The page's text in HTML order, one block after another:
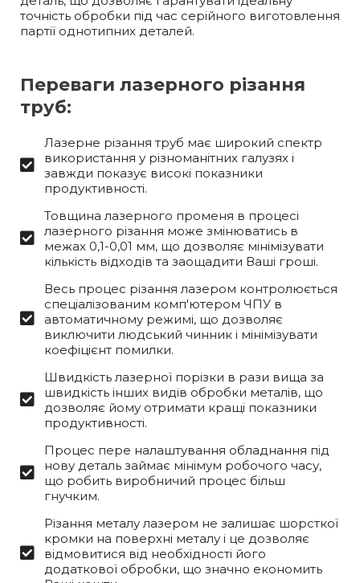
точність обробки під час серійного виготовлення
партії однотипних деталей.
Переваги лазерного різання
труб:
Лазерне різання труб має широкий спектр
використання у різноманітних галузях і
завжди показує високі показники
продуктивності.
Товщина лазерного променя в процесі
лазерного різання може змінюватись в
межах 0,1-0,01 мм, що дозволяє мінімізувати
кількість відходів та заощадити Ваші гроші.
Весь процес різання лазером контролюється
спеціалізованим комп'ютером ЧПУ в
автоматичному режимі, що дозволяє
виключити людський чинник і мінімізувати
коефіцієнт помилки.
Швидкість лазерної порізки в рази вища за
швидкість інших видів обробки металів, що
дозволяє йому отримати кращі показники
продуктивності.
Процес пере налаштування обладнання під
нову деталь займає мінімум робочого часу,
що робить виробничий процес більш
гнучким.
Різання металу лазером не залишає шорсткої
кромки на поверхні металу і це дозволяє
відмовитися від необхідності його
додаткової обробки, що значно економить